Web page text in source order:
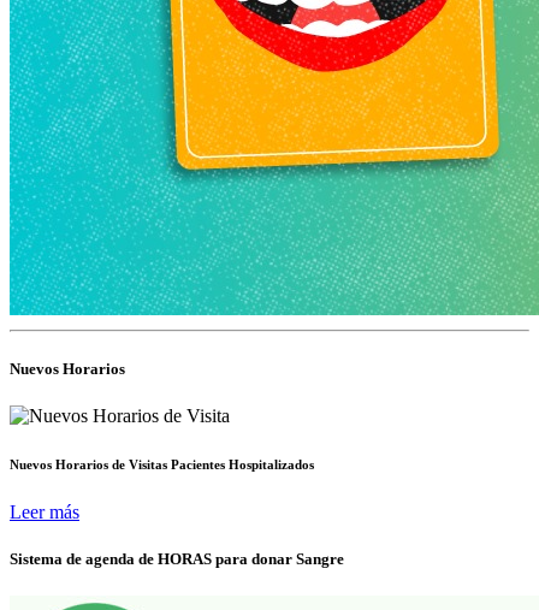
Nuevos Horarios
Nuevos Horarios de Visitas Pacientes Hospitalizados
Leer más
Sistema de agenda de HORAS para donar Sangre